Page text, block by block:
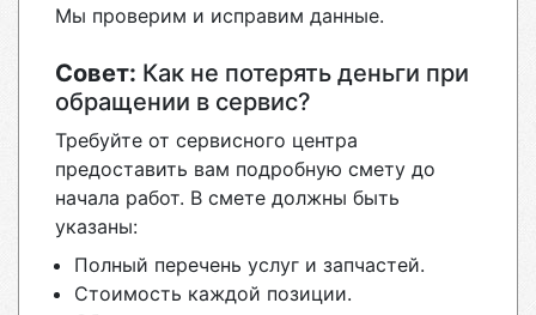
Мы проверим и исправим данные.
Совет: Как не потерять деньги при
обращении в сервис?
Требуйте от сервисного центра
предоставить вам подробную смету до
начала работ. В смете должны быть
указаны:
Полный перечень услуг и запчастей.
Стоимость каждой позиции.